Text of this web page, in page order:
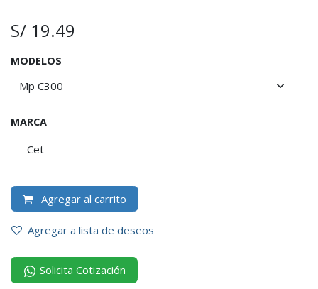
S/ 19.49
MODELOS
MARCA
Cet
Agregar al carrito
Agregar a lista de deseos
Solicita Cotización